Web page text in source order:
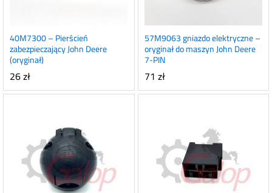
40M7300 – Pierścień
zabezpieczający John Deere
(oryginał)
26zł
57M9063 gniazdo elektryczne –
oryginał do maszyn John Deere
7-PIN
71 zł